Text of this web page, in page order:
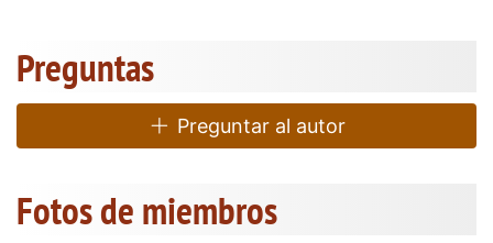
Preguntas
Preguntar al autor
Fotos de miembros